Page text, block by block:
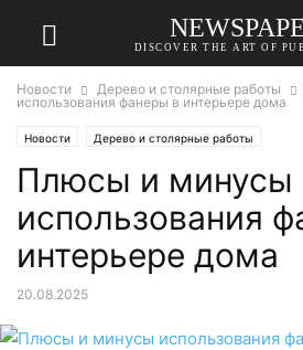
DISCOVER THE ART OF
Новости Дерево и столярные работы
использования фанеры в интерьере дома
Новости Дерево и столярные работы
Плюсы и минусы
использования
интерьере дома
20.08.2025